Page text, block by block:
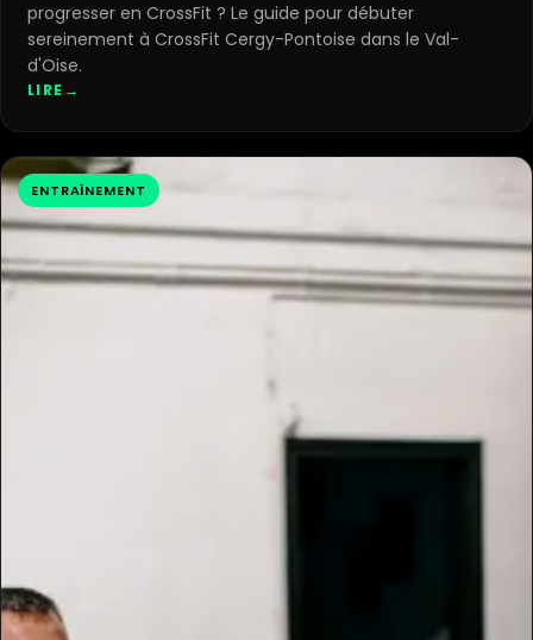
progresser en CrossFit ? Le guide pour débuter
sereinement à CrossFit Cergy-Pontoise dans le Val-
d'Oise.
LIRE →
ENTRAÎNEMENT